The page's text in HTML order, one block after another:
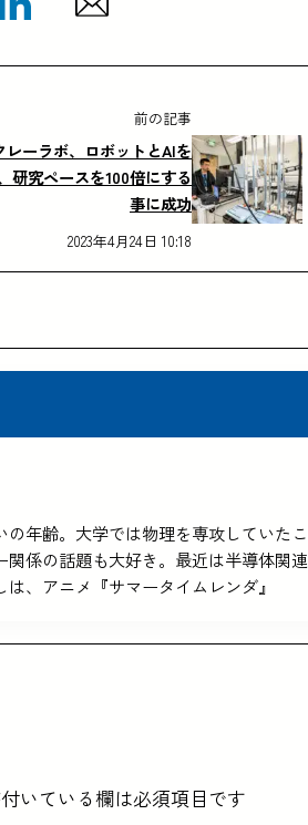
前の記事
レーラボ、ロボットとAIを
研究ペースを100倍にする
事に成功
2023年4月24日 10:18
年齢。大学では物理を専攻していたこ
係の話題も大好き。最近は半導体関連
、アニメ『サマータイムレンダ』
いている欄は必須項目です